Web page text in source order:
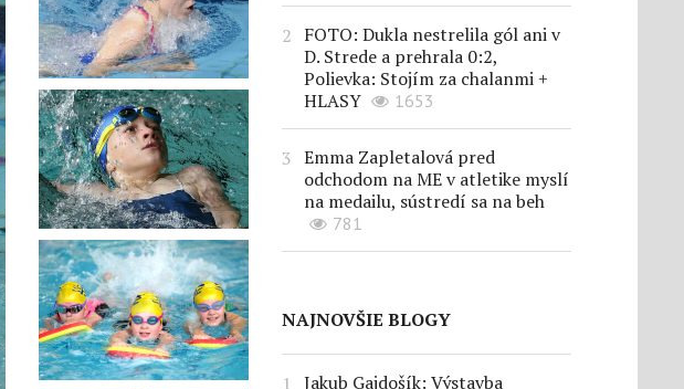
FOTO: Dukla nestrelila gól ani v
D. Strede a prehrala 0:2,
Polievka: Stojím za chalanmi +
HLASY
1653
Emma Zapletalová pred
odchodom na ME v atletike myslí
na medailu, sústredí sa na beh
781
NAJNOVŠIE BLOGY
Jakub Gajdošík: Výstavba